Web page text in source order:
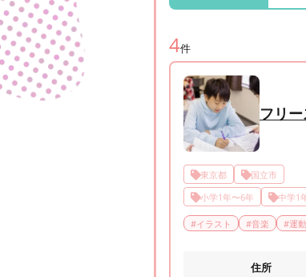
4件
フリ
東京都
国立市
小学1年〜6年
中学1
#イラスト #音楽 #運動
住所